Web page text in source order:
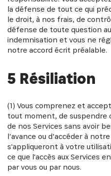
la défense de tout ce qui
le droit, à nos frais, de
défense de toute question
indemnisation et vous ne
notre accord écrit préalable.
5 Résiliation
(1) Vous comprenez et
tout moment, de suspendre
de nos Services sans avoir
l’avance ou d’accéder à
s'appliqueront à votre
ce que l'accès aux Services
par vous ou par nous.